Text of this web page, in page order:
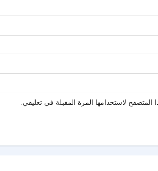
لاستخدامها المرة المقبلة في تعليقي.